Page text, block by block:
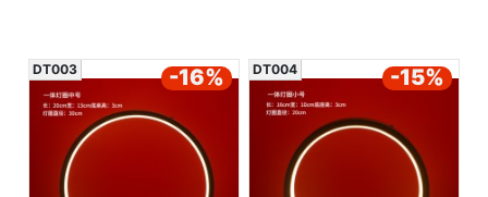
DT003 -16% DT004 -15%